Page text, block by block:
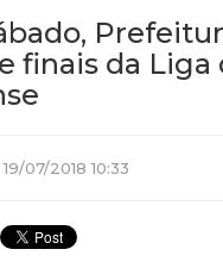
finais da Liga
07/2018 10:33